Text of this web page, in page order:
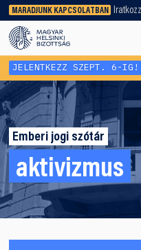
MARADJUNK KAPCSOLATBAN
keresőnket!
JELENTKEZZ SZEPT. 6-IG!
Emberi jogi szótár
aktivizmus